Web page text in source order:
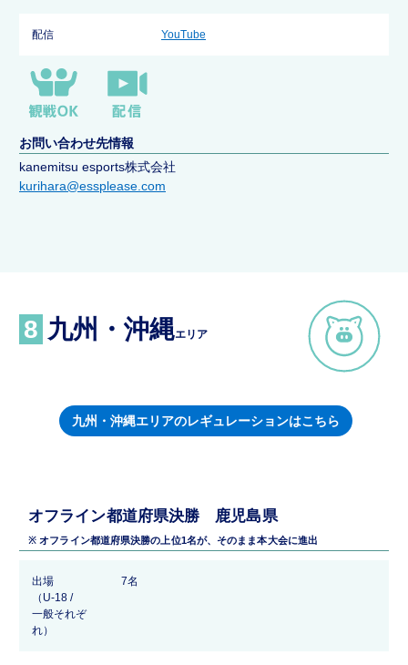
配信 YouTube
お問い合わせ先情報
kanemitsu esports株式会社
kurihara@essplease.com
8 九州・沖縄エリア
九州・沖縄エリアのレギュレーションはこちら
オフライン都道府県決勝 鹿児島県
※ オフライン都道府県決勝の上位1名が、そのまま本大会に進出
出場
（U-18 /
一般それぞ
れ）
7名